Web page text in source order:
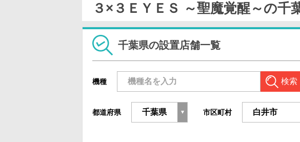
３×３ＥＹＥＳ ～聖魔覚醒～の千
千葉県の設置店舗一覧
機種 検索
都道府県 市区町村